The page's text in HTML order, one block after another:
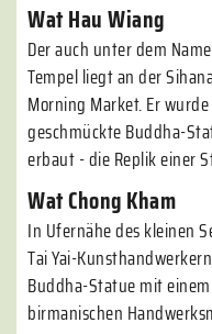
Wat Hau Wiang
Der auch unter dem
Tempel liegt an der
Morning Market. Er
geschmückte Buddha-
erbaut - die Replik einer
Wat Chong Kham
In Ufernähe des kleinen
Tai Yai-
Buddha-Statue mit
birmanischen